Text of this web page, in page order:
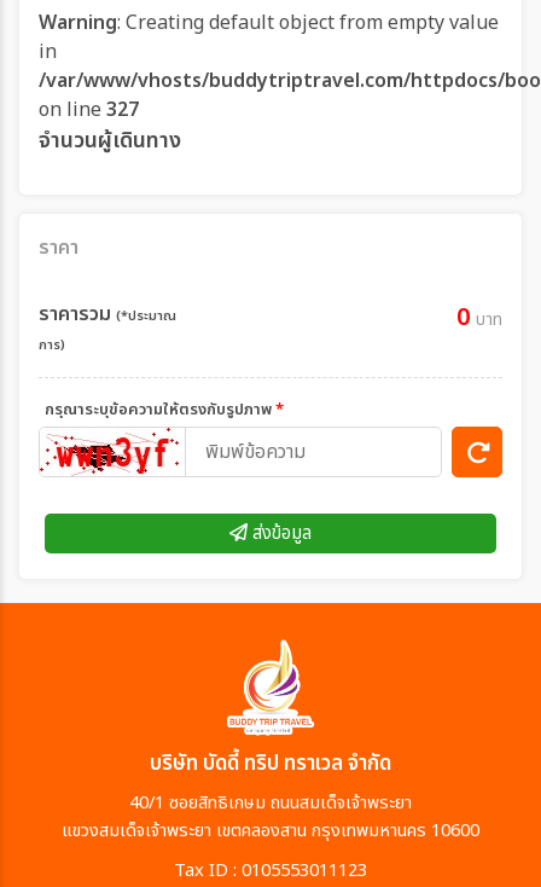
Warning: Creating default object from empty value
in
/var/www/vhosts/buddytriptravel.com/httpdocs/
on line 327
จำนวนผู้เดินทาง
ราคา
ราคารวม (*ประมาณ
การ)
0 บาท
กรุณาระบุข้อความให้ตรงกับรูปภาพ*
ส่งข้อมูล
บริษัท บัดดี้ ทริป ทราเวล จำกัด
40/1 ซอยสิทธิเกษม ถนนสมเด็จเจ้าพระยา
แขวงสมเด็จเจ้าพระยา เขตคลองสาน กรุงเทพมหานคร 10600
Tax ID : 0105553011123